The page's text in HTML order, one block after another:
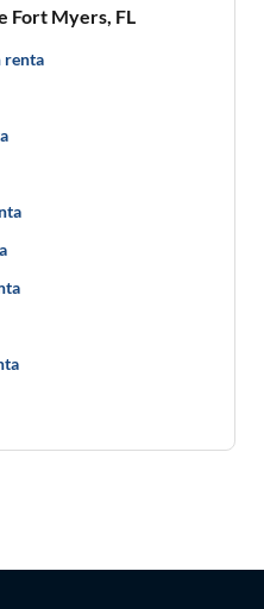
Fort Myers, FL
renta